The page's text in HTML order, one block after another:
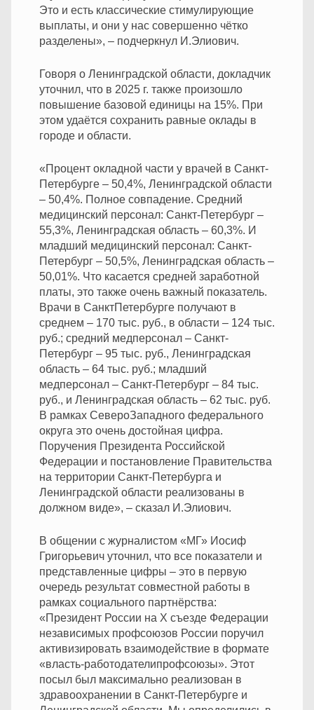
Это и есть классические стимулирующие
выплаты, и они у нас совершенно чётко
разделены», – подчеркнул И.Элиович.
Говоря о Ленинградской области, докладчик
уточнил, что в 2025 г. также произошло
повышение базовой единицы на 15%. При
этом удаётся сохранить равные оклады в
городе и области.
«Процент окладной части у врачей в Санкт-
Петербурге – 50,4%, Ленинградской области
– 50,4%. Полное совпадение. Средний
медицинский персонал: Санкт-Петербург –
55,3%, Ленинградская область – 60,3%. И
младший медицинский персонал: Санкт-
Петербург – 50,5%, Ленинградская область –
50,01%. Что касается средней заработной
платы, это также очень важный показатель.
Врачи в СанктПетербурге получают в
среднем – 170 тыс. руб., в области – 124 тыс.
руб.; средний медперсонал – Санкт-
Петербург – 95 тыс. руб., Ленинградская
область – 64 тыс. руб.; младший
медперсонал – Санкт-Петербург – 84 тыс.
руб., и Ленинградская область – 62 тыс. руб.
В рамках СевероЗападного федерального
округа это очень достойная цифра.
Поручения Президента Российской
Федерации и постановление Правительства
на территории Санкт-Петербурга и
Ленинградской области реализованы в
должном виде», – сказал И.Элиович.
В общении с журналистом «МГ» Иосиф
Григорьевич уточнил, что все показатели и
представленные цифры – это в первую
очередь результат совместной работы в
рамках социального партнёрства:
«Президент России на X съезде Федерации
независимых профсоюзов России поручил
активизировать взаимодействие в формате
«власть-работодателипрофсоюзы». Этот
посыл был максимально реализован в
здравоохранении в Санкт-Петербурге и